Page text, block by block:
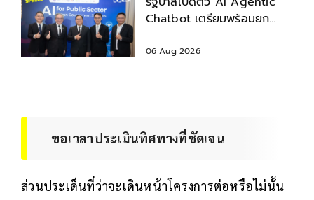
Chatbot เตรียมพร้อมยก
06 Aug 2026
ขอเวลาประเมินทิศทางที่ชัดเจน
ส่วนประเด็นที่ว่าจะเดินหน้าโครงการต่อหรือไม่นั้น